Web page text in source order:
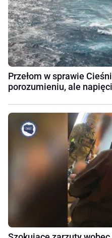
Przełom w sprawie
porozumieniu, ale